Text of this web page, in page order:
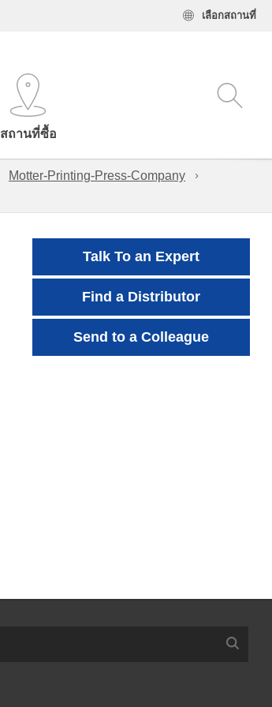
เลือกสถานที่
สถานที่ซื้อ
Motter-Printing-Press-Company
Talk To an Expert
Find a Distributor
Send to a Colleague